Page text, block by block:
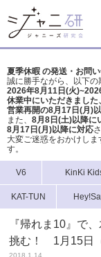
夏季休暇 の発送・お問
誠に勝手ながら、以下の
2026年8月11日(火
休業中にいただきました
営業再開の8月17日(月)
また、 8月8日(土)以降に
8月17日(月)以降に対応
大変ご迷惑をおかけしま
す。
V6 KinKi
KAT-TUN
『帰れま10』で
挑む！ 1月15日
2018.1.14